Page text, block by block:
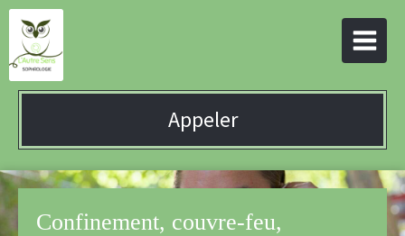
Appeler
Confinement, couvre-feu,